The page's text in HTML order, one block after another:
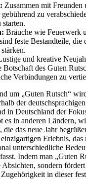
Zusammen mit
gebührend zu
starten.
Bräuche wie Feuerwerk
feste Bestandteile, die
und kreative
Botschaft des Guten
Verbindungen zu
um „Guten Rutsch“
der
in Deutschland der
es in anderen Ländern,
die das neue Jahr
Erlebnis,
unterschiedliche
Indem man „Guten
sondern
in dieser